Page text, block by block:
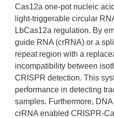
Cas12a one-pot nucleic
light-triggerable circular
LbCas12a regulation. By
guide RNA (crRNA) or a
repeat region with a
incompatibility between
CRISPR detection. This
performance in detecting
samples. Furthermore,
crRNA enabled CRISPR-